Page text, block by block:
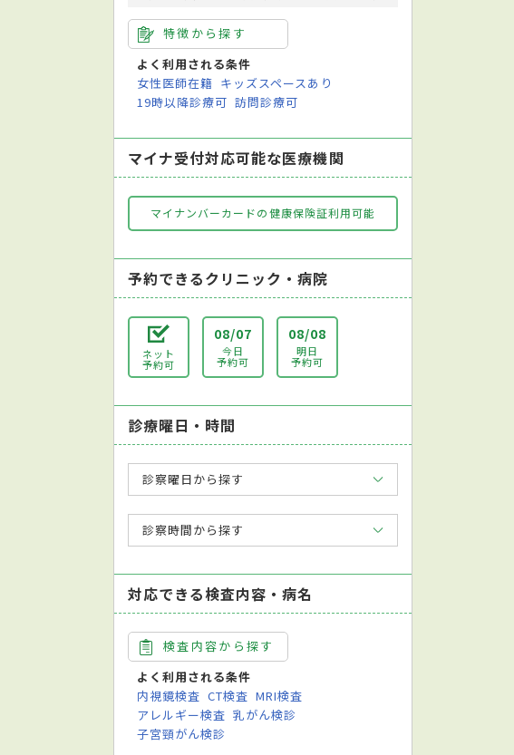
特徴から探す
よく利用される条件
女性医師在籍 キッズスペースあり
19時以降診療可 訪問診療可
マイナ受付対応可能な医療機関
マイナンバーカードの健康保険証利用可能
予約できるクリニック・病院
ネット
予約可
08/07
今日
予約可
08/08
明日
予約可
診療曜日・時間
診察曜日から探す
診察時間から探す
対応できる検査内容・病名
検査内容から探す
よく利用される条件
内視鏡検査 CT検査 MRI検査
アレルギー検査 乳がん検診
子宮頸がん検診